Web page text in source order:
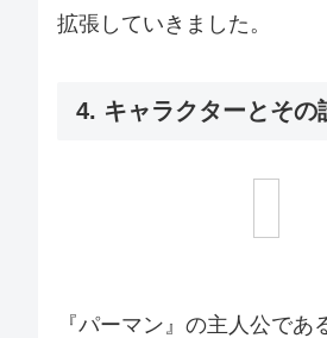
拡張していきました。
4. キャラクターとその
『パーマン』の主人公であ